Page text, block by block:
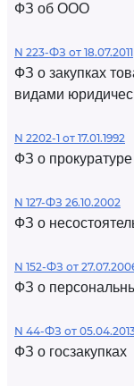
ФЗ об ООО
N 223-ФЗ от 18.07.2011
ФЗ о закупках
видами
N 2202-1 от 17.01.1992
ФЗ о прокуратуре
N 127-ФЗ 26.10.2002
ФЗ о
N 152-ФЗ от
ФЗ о
N 44-ФЗ от
ФЗ о госзакупках